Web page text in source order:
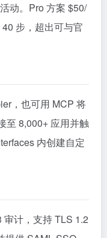
动。Pro 方案 $50/
步，超出可与官
，也可用 MCP 将
至 8,000+ 应用并触
内创建自定
审计，支持 TLS 1.2